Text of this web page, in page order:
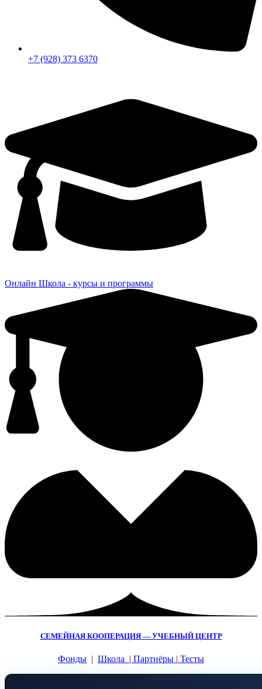
+7 (928) 373 6370
Онлайн Школа - курсы и программы
СЕМЕЙНАЯ КООПЕРАЦИЯ — УЧЕБНЫЙ ЦЕНТР
Фонды | Школа | Партнёры | Тесты